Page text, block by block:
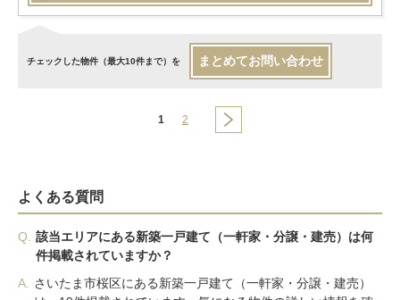
チェックした物件（最大10件まで）を まとめてお問い合わせ
1 2
よくある質問
Q.
該当エリアにある新築一戸建て（一軒家・分譲・建売）は何
件掲載されていますか？
A.
さいたま市桜区にある新築一戸建て（一軒家・分譲・建売）